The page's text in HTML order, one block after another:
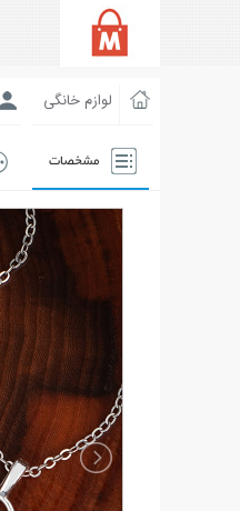
لوازم خانگی
مشخصات